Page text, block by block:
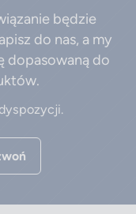
będzie
do nas, a my
dopasowaną do